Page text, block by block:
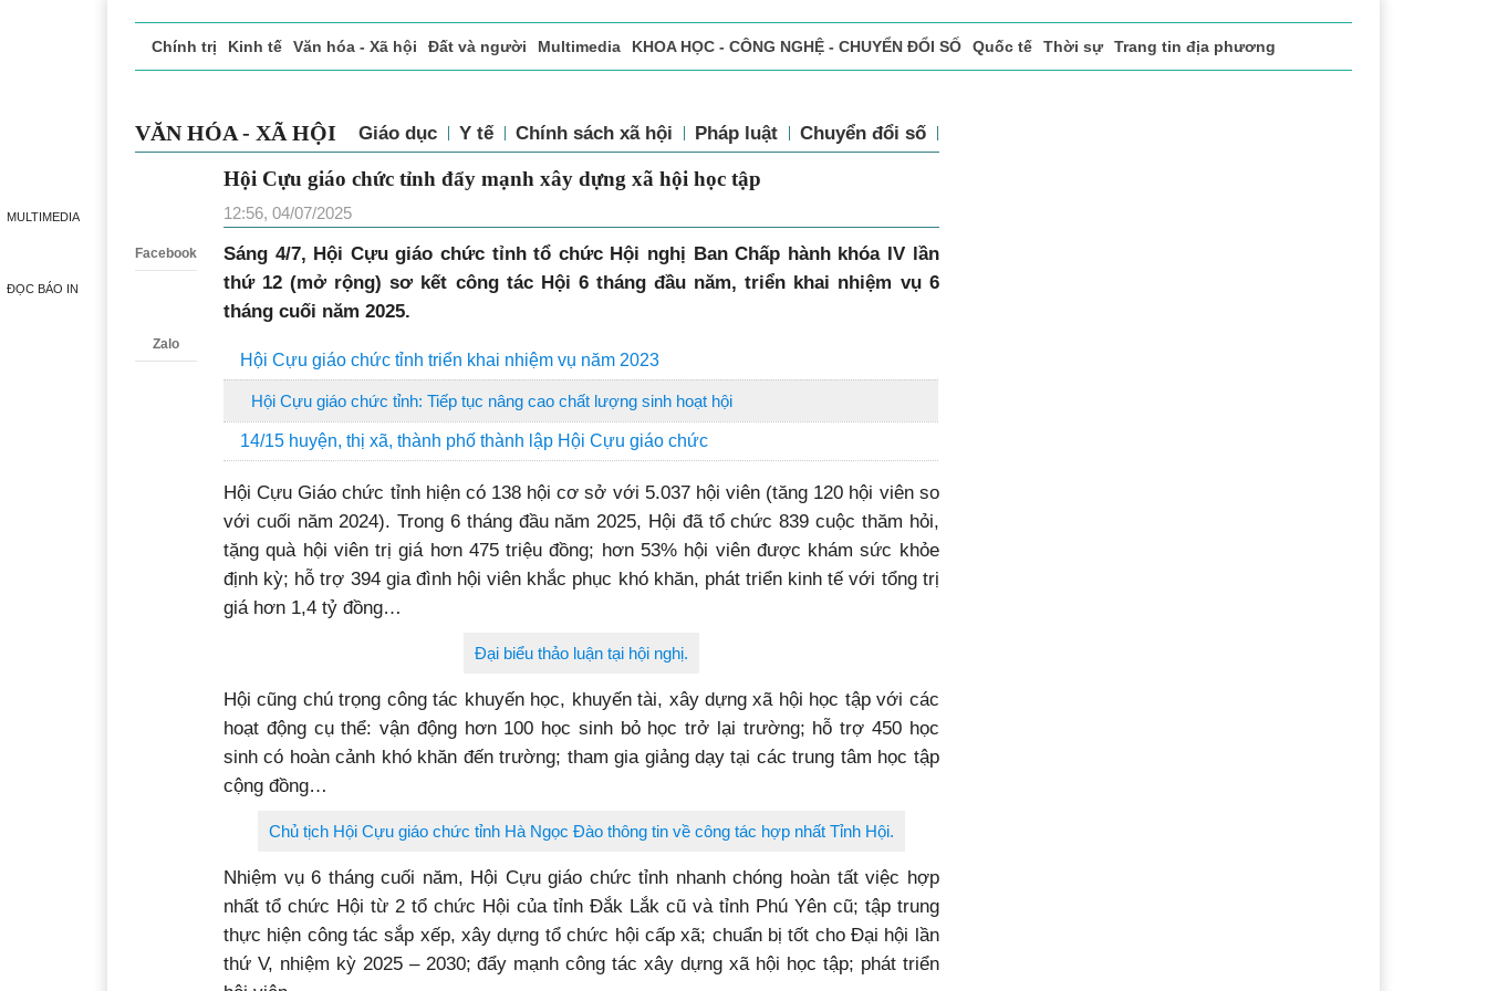
MULTIMEDIA
ĐỌC BÁO IN
Chính trị Kinh tế Văn hóa - Xã hội Đất và người Multimedia KHOA HỌC - CÔNG NGHỆ - CHUYỂN ĐỔI SỐ Quốc tế Thời sự Trang tin địa phương
VĂN HÓA - XÃ HỘI Giáo dục Y tế Chính sách xã hội Pháp luật Chuyển đổi số
Facebook
Zalo
Hội Cựu giáo chức tỉnh đẩy mạnh xây dựng xã hội học tập
12:56, 04/07/2025
Sáng 4/7, Hội Cựu giáo chức tỉnh tổ chức Hội nghị Ban Chấp hành khóa IV lần
thứ 12 (mở rộng) sơ kết công tác Hội 6 tháng đầu năm, triển khai nhiệm vụ 6
tháng cuối năm 2025.
Hội Cựu giáo chức tỉnh triển khai nhiệm vụ năm 2023
Hội Cựu giáo chức tỉnh: Tiếp tục nâng cao chất lượng sinh hoạt hội
14/15 huyện, thị xã, thành phố thành lập Hội Cựu giáo chức
Hội Cựu Giáo chức tỉnh hiện có 138 hội cơ sở với 5.037 hội viên (tăng 120 hội viên so
với cuối năm 2024). Trong 6 tháng đầu năm 2025, Hội đã tổ chức 839 cuộc thăm hỏi,
tặng quà hội viên trị giá hơn 475 triệu đồng; hơn 53% hội viên được khám sức khỏe
định kỳ; hỗ trợ 394 gia đình hội viên khắc phục khó khăn, phát triển kinh tế với tổng trị
giá hơn 1,4 tỷ đồng…
Đại biểu thảo luận tại hội nghị.
Hội cũng chú trọng công tác khuyến học, khuyến tài, xây dựng xã hội học tập với các
hoạt động cụ thể: vận động hơn 100 học sinh bỏ học trở lại trường; hỗ trợ 450 học
sinh có hoàn cảnh khó khăn đến trường; tham gia giảng dạy tại các trung tâm học tập
cộng đồng…
Chủ tịch Hội Cựu giáo chức tỉnh Hà Ngọc Đào thông tin về công tác hợp nhất Tỉnh Hội.
Nhiệm vụ 6 tháng cuối năm, Hội Cựu giáo chức tỉnh nhanh chóng hoàn tất việc hợp
nhất tổ chức Hội từ 2 tổ chức Hội của tỉnh Đắk Lắk cũ và tỉnh Phú Yên cũ; tập trung
thực hiện công tác sắp xếp, xây dựng tổ chức hội cấp xã; chuẩn bị tốt cho Đại hội lần
thứ V, nhiệm kỳ 2025 – 2030; đẩy mạnh công tác xây dựng xã hội học tập; phát triển